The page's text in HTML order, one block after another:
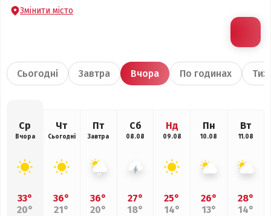
Змінити місто
Сьогодні Завтра Вчора По годинах
Ср
Вчора
33°
20°
Чт
Сьогодні
36°
21°
Пт
Завтра
36°
20°
Сб
08.08
27°
18°
Нд
09.08
25°
14°
Пн
10.08
26°
13°
Вт
11.08
28°
14°